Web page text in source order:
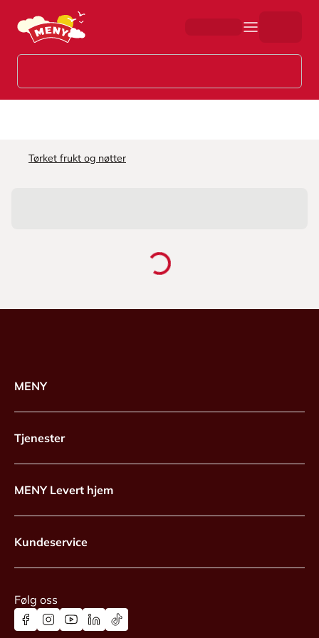
Hopp til hovedinnhold
Tørket frukt og nøtter
MENY
Tjenester
MENY Levert hjem
Kundeservice
Følg oss